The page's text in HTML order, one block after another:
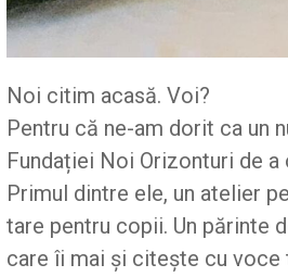
Noi citim acasă. Voi?
Pentru că ne-am dorit ca un
Fundației Noi Orizonturi de
Primul dintre ele, un atelier
tare pentru copii. Un părinte
care îi mai și citește cu voce